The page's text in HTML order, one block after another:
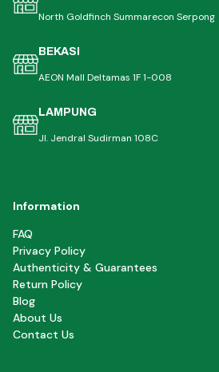
North Goldfinch Summarecon Serpong
BEKASI
AEON Mall Deltamas 1F 1-008
LAMPUNG
Jl. Jendral Sudirman 108C
Information
FAQ
Privacy Policy
Authenticity & Guarantees
Return Policy
Blog
About Us
Contact Us